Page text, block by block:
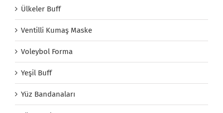
Ülkeler Buff
Ventilli Kumaş Maske
Voleybol Forma
Yeşil Buff
Yüz Bandanaları